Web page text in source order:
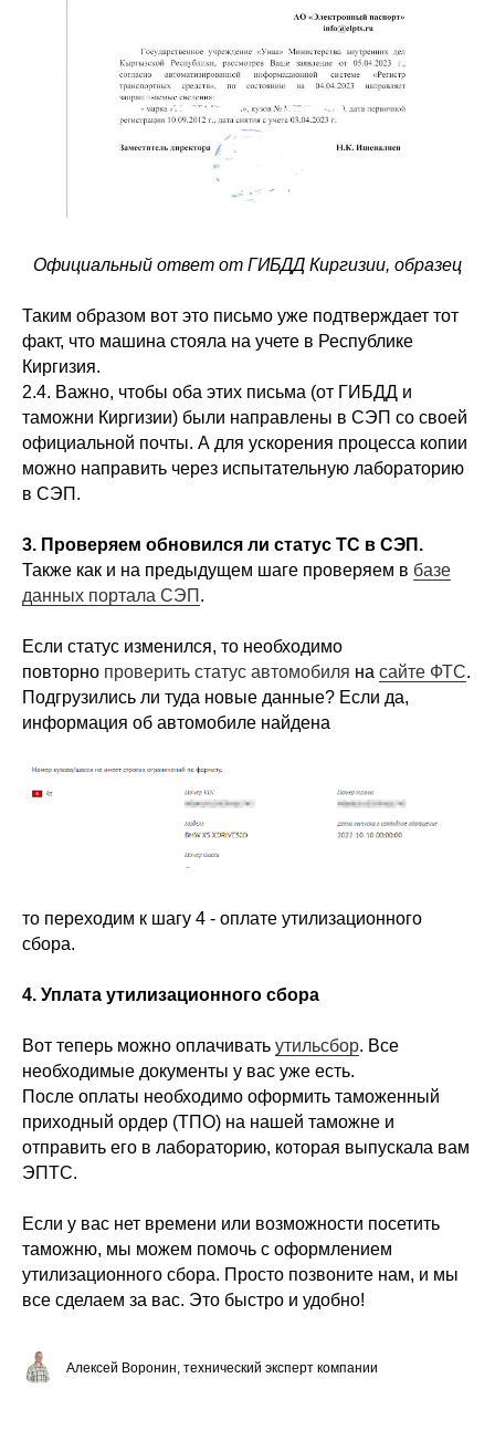
Официальный ответ от ГИБДД Киргизии, образец
Таким образом вот это письмо уже подтверждает тот
факт, что машина стояла на учете в Республике
Киргизия.
2.4. Важно, чтобы оба этих письма (от ГИБДД и
таможни Киргизии) были направлены в СЭП со своей
официальной почты. А для ускорения процесса копии
можно направить через испытательную лабораторию
в СЭП.
3. Проверяем обновился ли статус ТС в СЭП.
Также как и на предыдущем шаге проверяем в базе
данных портала СЭП .
Если статус изменился, то необходимо
повторно проверить статус автомобиля на сайте ФТС.
Подгрузились ли туда новые данные? Если да,
информация об автомобиле найдена
то переходим к шагу 4 - оплате утилизационного
сбора.
4. Уплата утилизационного сбора
Вот теперь можно оплачивать утильсбор. Все
необходимые документы у вас уже есть.
После оплаты необходимо оформить таможенный
приходный ордер (ТПО) на нашей таможне и
отправить его в лабораторию, которая выпускала вам
ЭПТС.
Если у вас нет времени или возможности посетить
таможню, мы можем помочь с оформлением
утилизационного сбора. Просто позвоните нам, и мы
все сделаем за вас. Это быстро и удобно!
Алексей Воронин, технический эксперт компании